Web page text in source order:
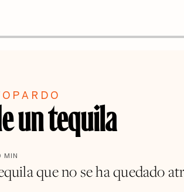
un tequila
MIN
que no se ha quedado